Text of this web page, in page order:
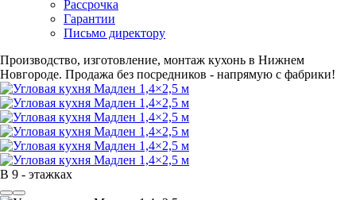
Рассрочка
Гарантии
Письмо директору
Производство, изготовление, монтаж кухонь в Нижнем
Новгороде. Продажа без посредников - напрямую с фабрики!
В 9 - этажках